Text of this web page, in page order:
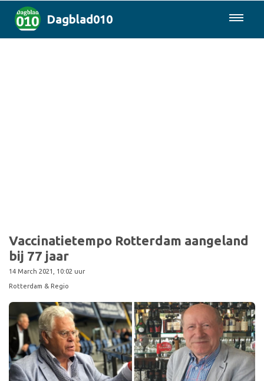
Dagblad010
Vaccinatietempo Rotterdam aangeland
bij 77 jaar
14 March 2021, 10:02 uur
Rotterdam & Regio